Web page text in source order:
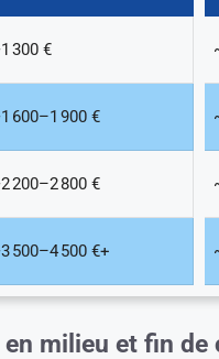
300 €
600–1 900 €
200–2 800 €
500–4 500 €+
milieu et fin